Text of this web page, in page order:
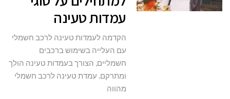
עמדות טעינה
הקדמה לעמדות טעינה לרכב חשמלי
עם העלייה בשימוש ברכבים
חשמליים, הצורך בעמדות טעינה הולך
ומתרקם. עמדת טעינה לרכב חשמלי
מהווה